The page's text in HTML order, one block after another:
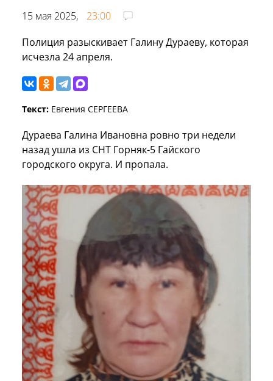
15 мая 2025,
23:00
Полиция разыскивает Галину Дураеву, которая
исчезла 24 апреля.
Текст: Евгения СЕРГЕЕВА
Дураева Галина Ивановна ровно три недели
назад ушла из СНТ Горняк-5 Гайского
городского округа. И пропала.